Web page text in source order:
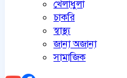
খেলাধুলা
চাকরি
স্বাস্থ্য
জানা অজানা
সামাজিক